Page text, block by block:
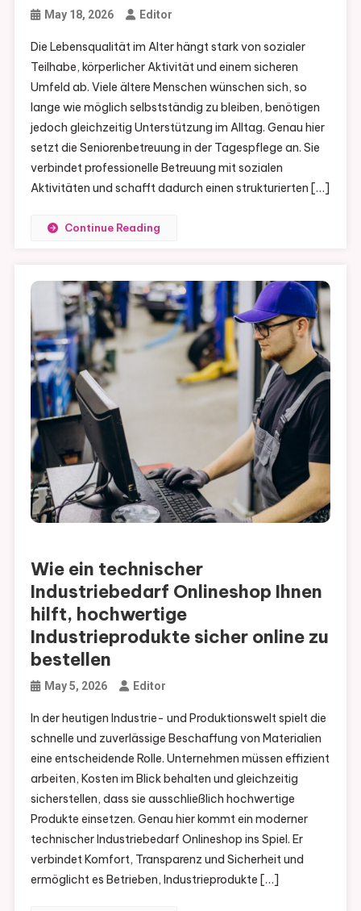
May 18, 2026 Editor
Die Lebensqualität im Alter hängt stark von sozialer
Teilhabe, körperlicher Aktivität und einem sicheren
Umfeld ab. Viele ältere Menschen wünschen sich, so
lange wie möglich selbstständig zu bleiben, benötigen
jedoch gleichzeitig Unterstützung im Alltag. Genau hier
setzt die Seniorenbetreuung in der Tagespflege an. Sie
verbindet professionelle Betreuung mit sozialen
Aktivitäten und schafft dadurch einen strukturierten […]
Continue Reading
Wie ein technischer
Industriebedarf Onlineshop Ihnen
hilft, hochwertige
Industrieprodukte sicher online zu
bestellen
May 5, 2026 Editor
In der heutigen Industrie- und Produktionswelt spielt die
schnelle und zuverlässige Beschaffung von Materialien
eine entscheidende Rolle. Unternehmen müssen effizient
arbeiten, Kosten im Blick behalten und gleichzeitig
sicherstellen, dass sie ausschließlich hochwertige
Produkte einsetzen. Genau hier kommt ein moderner
technischer Industriebedarf Onlineshop ins Spiel. Er
verbindet Komfort, Transparenz und Sicherheit und
ermöglicht es Betrieben, Industrieprodukte […]